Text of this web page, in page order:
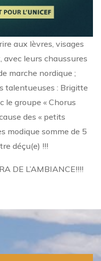
aux lèvres, visages
avec leurs chaussures
marche nordique ;
talentueuses : Brigitte
le groupe « Chorus
des « petits
modique somme de 5
déçu(e) !!!
DE L’AMBIANCE!!!!